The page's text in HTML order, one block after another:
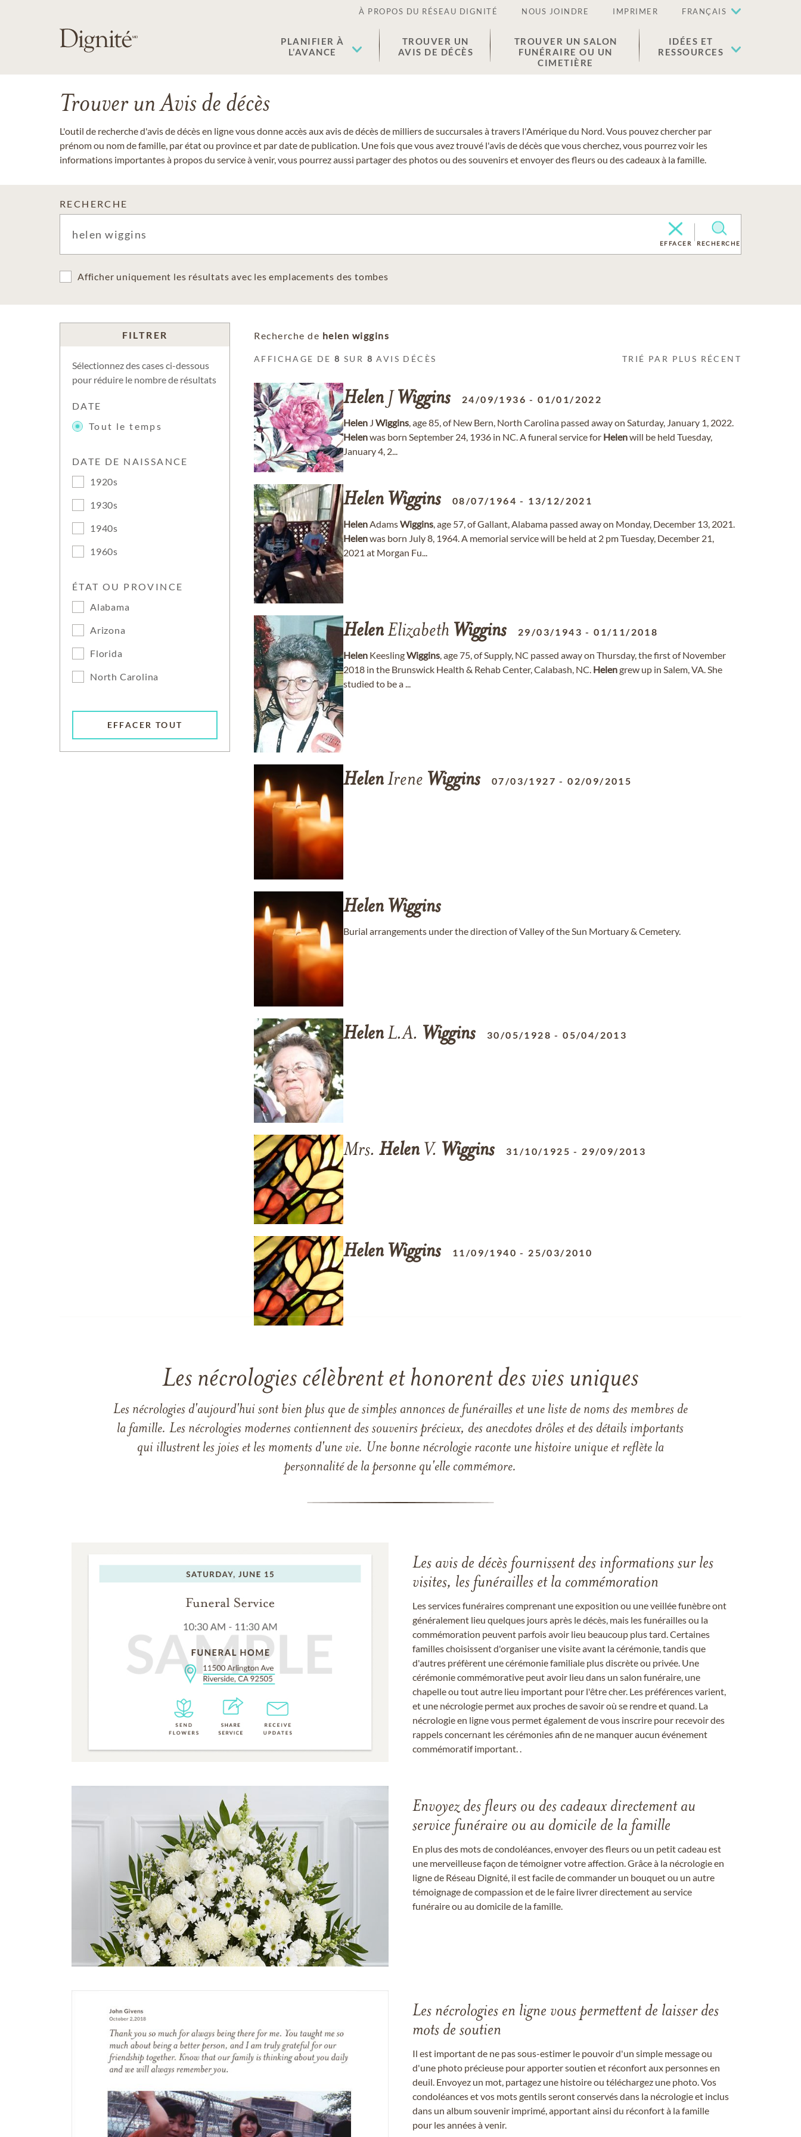
À PROPOS DU RÉSEAU DIGNITÉ NOUS JOINDRE IMPRIMER FRANÇAIS
PLANIFIER À
L’AVANCE
TROUVER UN
AVIS DE DÉCÈS
TROUVER UN SALON
FUNÉRAIRE OU UN
CIMETIÈRE
IDÉES ET
RESSOURCES
Trouver un Avis de décès
L'outil de recherche d'avis de décès en ligne vous donne accès aux avis de décès de milliers de succursales à travers l'Amérique du Nord. Vous pouvez chercher par
prénom ou nom de famille, par état ou province et par date de publication. Une fois que vous avez trouvé l'avis de décès que vous cherchez, vous pourrez voir les
informations importantes à propos du service à venir, vous pourrez aussi partager des photos ou des souvenirs et envoyer des fleurs ou des cadeaux à la famille.
RECHERCHE
EFFACER RECHERCHE
Afficher uniquement les résultats avec les emplacements des tombes
FILTRER
Sélectionnez des cases ci-dessous
pour réduire le nombre de résultats
DATE
Tout le temps
DATE DE NAISSANCE
1920s
1930s
1940s
1960s
ÉTAT OU PROVINCE
Alabama
Arizona
Florida
North Carolina
EFFACER TOUT
Recherche de helen wiggins
AFFICHAGE DE8 SUR 8 AVIS DÉCÈS TRIÉ PAR PLUS RÉCENT
Helen J Wiggins 24/09/1936 -01/01/2022
Helen J Wiggins, age 85, of New Bern, North Carolina passed away on Saturday, January 1, 2022.
Helenwas born September 24, 1936 in NC. A funeral service for Helenwill be held Tuesday,
January 4, 2...
Helen Wiggins 08/07/1964 - 13/12/2021
HelenAdamsWiggins, age 57, of Gallant, Alabama passed away on Monday, December 13, 2021.
Helenwas born July 8, 1964. A memorial service will be held at 2 pm Tuesday, December 21,
2021 at Morgan Fu...
HelenElizabeth Wiggins 29/03/1943 -01/11/2018
Helen KeeslingWiggins, age 75, of Supply, NC passed away on Thursday, the first of November
2018 in the Brunswick Health & Rehab Center, Calabash, NC. Helengrew up in Salem, VA. She
studied to be a ...
HelenIrene Wiggins 07/03/1927 -02/09/2015
Helen Wiggins
Burial arrangements under the direction of Valley of the Sun Mortuary & Cemetery.
HelenL.A. Wiggins 30/05/1928 -05/04/2013
Mrs. Helen V. Wiggins 31/10/1925 - 29/09/2013
Helen Wiggins 11/09/1940 - 25/03/2010
Les nécrologies célèbrent et honorent des vies uniques
Les nécrologies d'aujourd'hui sont bien plus que de simples annonces de funérailles et une liste de noms des membres de
la famille. Les nécrologies modernes contiennent des souvenirs précieux, des anecdotes drôles et des détails importants
qui illustrent les joies et les moments d'une vie. Une bonne nécrologie raconte une histoire unique et reflète la
personnalité de la personne qu'elle commémore.
Les avis de décès fournissent des informations sur les
visites, les funérailles et la commémoration
Les services funéraires comprenant une exposition ou une veillée funèbre ont
généralement lieu quelques jours après le décès, mais les funérailles ou la
commémoration peuvent parfois avoir lieu beaucoup plus tard. Certaines
familles choisissent d'organiser une visite avant la cérémonie, tandis que
d'autres préfèrent une cérémonie familiale plus discrète ou privée. Une
cérémonie commémorative peut avoir lieu dans un salon funéraire, une
chapelle ou tout autre lieu important pour l'être cher. Les préférences varient,
et une nécrologie permet aux proches de savoir où se rendre et quand. La
nécrologie en ligne vous permet également de vous inscrire pour recevoir des
rappels concernant les cérémonies afin de ne manquer aucun événement
commémoratif important. .
Envoyez des fleurs ou des cadeaux directement au
service funéraire ou au domicile de la famille
En plus des mots de condoléances, envoyer des fleurs ou un petit cadeau est
une merveilleuse façon de témoigner votre affection. Grâce à la nécrologie en
ligne de Réseau Dignité, il est facile de commander un bouquet ou un autre
témoignage de compassion et de le faire livrer directement au service
funéraire ou au domicile de la famille.
Les nécrologies en ligne vous permettent de laisser des
mots de soutien
Il est important de ne pas sous-estimer le pouvoir d'un simple message ou
d'une photo précieuse pour apporter soutien et réconfort aux personnes en
deuil. Envoyez un mot, partagez une histoire ou téléchargez une photo. Vos
condoléances et vos mots gentils seront conservés dans la nécrologie et inclus
dans un album souvenir imprimé, apportant ainsi du réconfort à la famille
pour les années à venir.